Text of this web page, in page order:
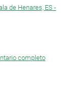
de Henares, ES -
completo